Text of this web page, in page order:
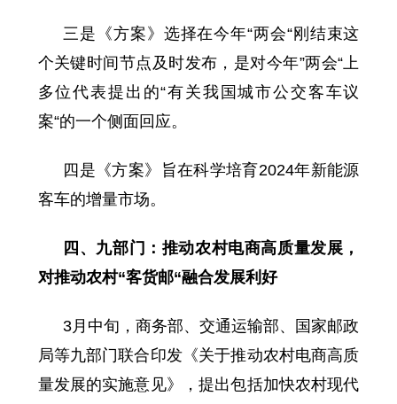
三是《方案》选择在今年“两会“刚结束这
个关键时间节点及时发布，是对今年”两会“上
多位代表提出的“有关我国城市公交客车议
案“的一个侧面回应。
四是《方案》旨在科学培育2024年新能源
客车的增量市场。
四、九部门：推动农村电商高质量发展，
对推动农村“客货邮“融合发展利好
3月中旬，商务部、交通运输部、国家邮政
局等九部门联合印发《关于推动农村电商高质
量发展的实施意见》，提出包括加快农村现代